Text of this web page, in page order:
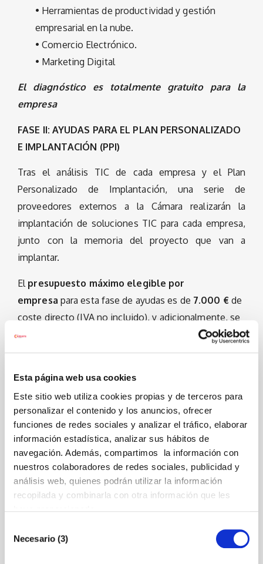
Esta página web usa cookies
Este sitio web utiliza cookies propias y de terceros para
personalizar el contenido y los anuncios, ofrecer
funciones de redes sociales y analizar el tráfico, elaborar
información estadística, analizar sus hábitos de
navegación. Además, compartimos la información con
nuestros colaboradores de redes sociales, publicidad y
análisis web, quienes podrán utilizar la información
recopilada y combinarla con otra información que les
Necesario (3)
• Herramientas de productividad y gestión
empresarial en la nube.
• Comercio Electrónico.
• Marketing Digital
El diagnóstico es totalmente gratuito para la
empresa
FASE II: AYUDAS PARA EL PLAN PERSONALIZADO
E IMPLANTACIÓN (PPI)
Tras el análisis TIC de cada empresa y el Plan
Personalizado de Implantación, una serie de
proveedores externos a la Cámara realizarán la
implantación de soluciones TIC para cada empresa,
junto con la memoria del proyecto que van a
implantar.
El presupuesto máximo elegible por
empresa para esta fase de ayudas es de 7.000 € de
coste directo (IVA no incluido), y adicionalmente, se
financiarán los
de las empresas
(7% de los costes directos subvencionables), por
de los planes de acción será variable en cada caso,
fijándoseun máximo de7.490,00 €por empresa
.000,00 € de coste directo + 7% de costes
indirectos asociados), que serán pre financiados en
su totalidad por la empresa destinataria.
El porcentaje máximo de ayuda a percibir por cada
empresa será del 60%, sobre el coste elegible
siempre y cuando se justifique dicha